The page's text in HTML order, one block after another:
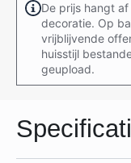
De prijs hangt
decoratie. Op
vrijblijvende
huisstijl
geupload.